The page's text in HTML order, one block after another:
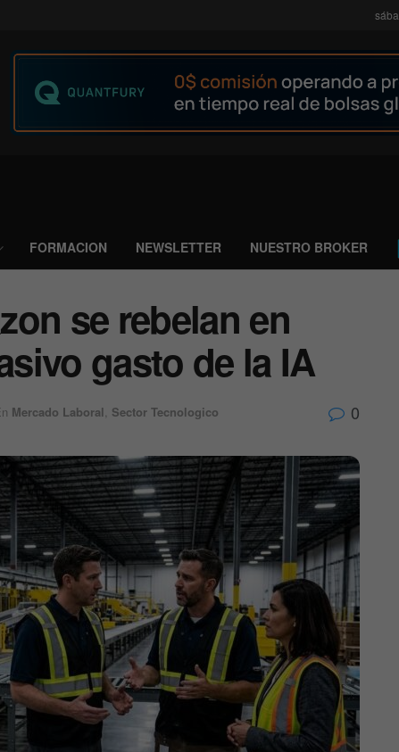
FORMACION NEWSLETTER NUESTRO BROKER
se rebelan en
gasto de la IA
Mercado Laboral Sector Tecnologico 0